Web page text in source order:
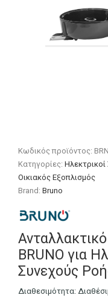
Κωδικός προϊόντος:
Κατηγορίες:Ηλεκτρικοί
Οικιακός Εξοπλισμός
Brand:Bruno
BRUNO για
Συνεχούς
Διαθεσιμότητα: